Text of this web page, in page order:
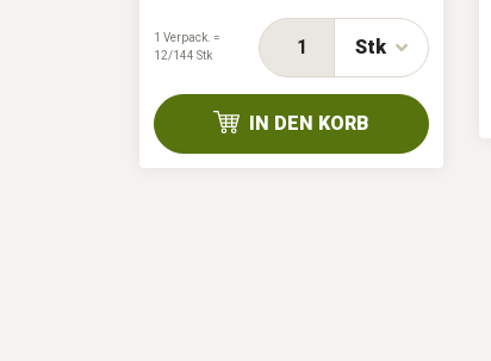
Stk
1 Verpack. =
12/144 Stk
IN DEN KORB